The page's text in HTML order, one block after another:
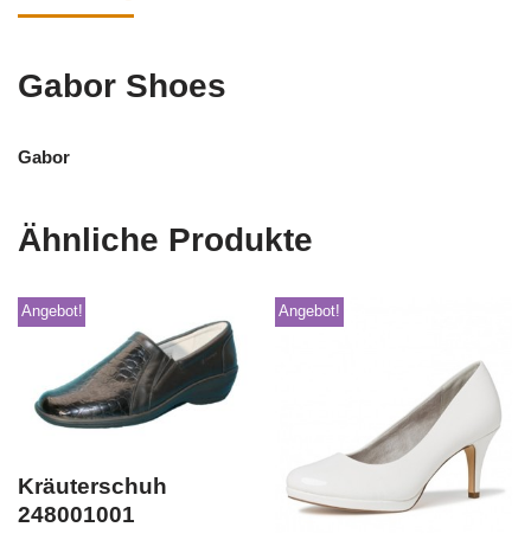
Gabor Shoes
Gabor
Ähnliche Produkte
Angebot!
Kräuterschuh
248001001
Angebot!